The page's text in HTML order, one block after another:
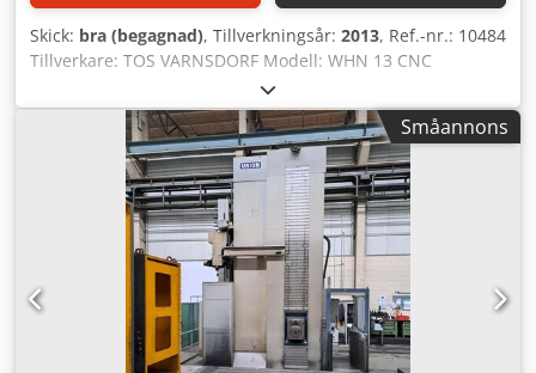
Skick: bra (begagnad), Tillverkningsår: 2013, Ref.-nr.: 10484
Tillverkare: TOS VARNSDORF Modell: WHN 13 CNC
Tillverkningsår: 2013 Styrsystem: CNC-styrning Styrning:
HEIDENHAIN 530 Lagerplats: Halberstadt Ursprungsland:
Tjeckien X-axel: 3500 mm Y-axel: 2000 mm Z-axel: 1250 mm
W-axel: 800 mm B-axel: 360° Bordslast: 15 000 kg
Verktygsfäste: SK 50 Varvtal: 1 400 varv/min Spindelvarvtal:
2 000 varv/min Ytterligare information: Dedpew Iu Nhofx
Aipswa Styrsystemet byggdes om 2013 till en HEIDENHAIN
530i. Alla drivsystem har uppgraderats till digitala.
Trycklagret i tornet byttes även ut 2013. Tillbehör: 3D-
mätprob - Heidenhain, Stor spindelstöd tilläggsbord med
mått: 3 850 x 900 mm 1x axelmodul Heidenhain
(renoverad), 1 nytt axelmodul är installerat i maskinen.
Småannons